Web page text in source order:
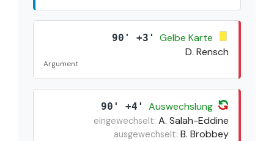
90' +3'
Gelbe Karte
D. Rensch
Argument
90' +4' Auswechslung
eingewechselt: A. Salah-Eddine
ausgewechselt: B. Brobbey